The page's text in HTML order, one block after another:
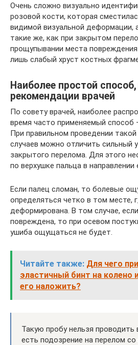
Очень сложно визуально
розовой кости, которая
видимой визуальной
такие же, как при закрытом
прощупывании места
лишь слабый хруст костных
Наиболее простой
рекомендации врачей
По совету врачей, наиболее
время часто применяемый способ
При правильном проведении
случаев можно отличить сильный
закрытого перелома. Для этого
по верхушке пальца в направлении
Если палец сломан, то болевые
определяться четко в том месте,
деформирована. В том случае,
повреждена, то при осевом
ушиба ощущаться не будет.
Читайте также: Для чего
эластичный бинт на колено
его наложить?
Такую пробу нельзя проводить
есть подозрение на перелом